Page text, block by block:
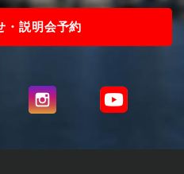
・説明会予約